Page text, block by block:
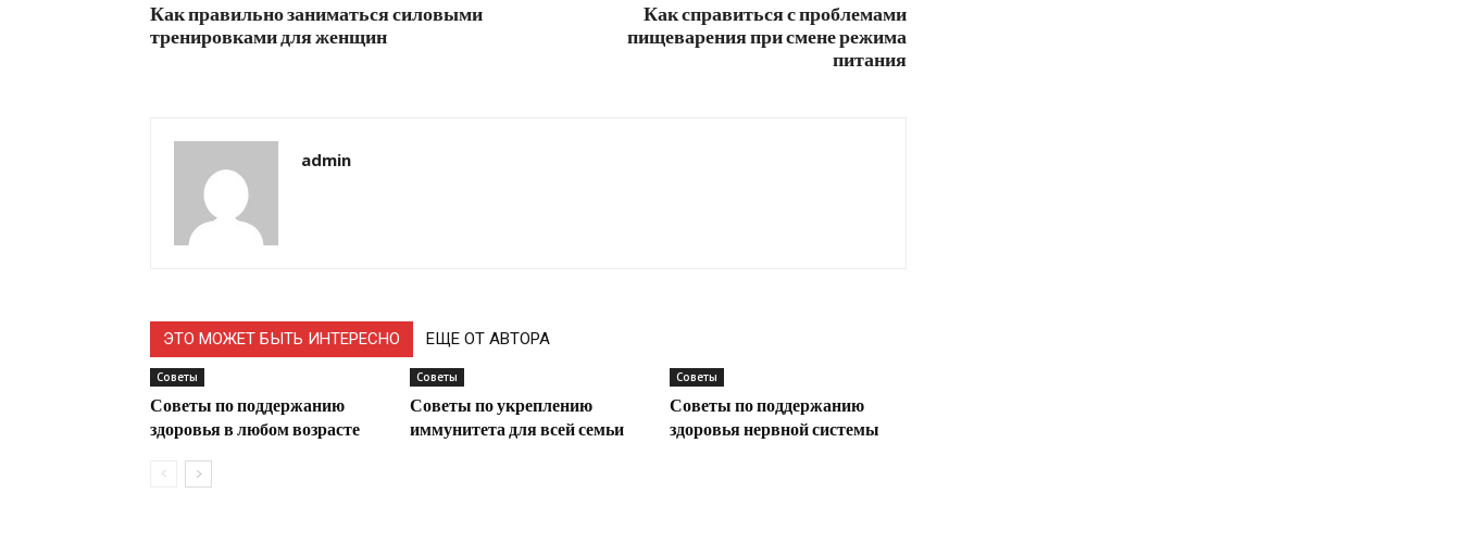
Как правильно заниматься силовыми
тренировками для женщин
Как справиться с проблемами
пищеварения при смене режима
питания
admin
ЭТО МОЖЕТ БЫТЬ ИНТЕРЕСНО ЕЩЕ ОТ АВТОРА
Советы
Советы по поддержанию
здоровья в любом возрасте
Советы
Советы по укреплению
иммунитета для всей семьи
Советы
Советы по поддержанию
здоровья нервной системы